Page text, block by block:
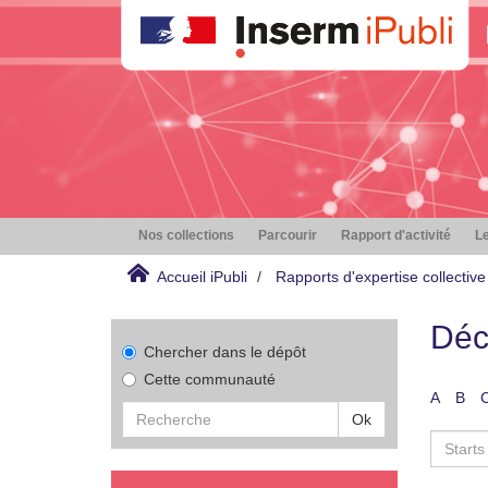
Nos collections Parcourir Rapport d'activité
Accueil iPubli Rapports d'expertise collective
Chercher dans le dépôt
Cette communauté
Ok
A B